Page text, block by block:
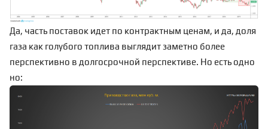
Да, часть поставок идет по контрактным ценам, и да, доля
газа как голубого топлива выглядит заметно более
перспективно в долгосрочной перспективе. Но есть одно
но: